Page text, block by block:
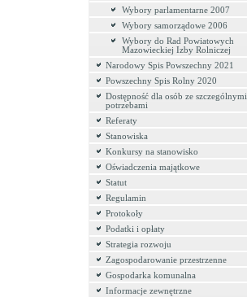
Wybory parlamentarne 2007
Wybory samorządowe 2006
Wybory do Rad Powiatowych
Mazowieckiej Izby Rolniczej
Narodowy Spis Powszechny 2021
Powszechny Spis Rolny 2020
Dostępność dla osób ze szczególnymi
potrzebami
Referaty
Stanowiska
Konkursy na stanowisko
Oświadczenia majątkowe
Statut
Regulamin
Protokoły
Podatki i opłaty
Strategia rozwoju
Zagospodarowanie przestrzenne
Gospodarka komunalna
Informacje zewnętrzne